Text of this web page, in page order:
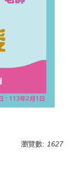
瀏覽數: 1627